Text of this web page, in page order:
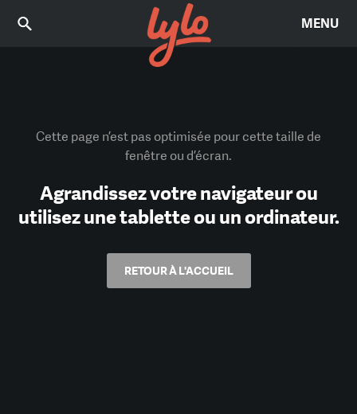
MENU
Cette page n’est pas optimisée pour cette taille de
fenêtre ou d’écran.
Agrandissez votre navigateur ou
utilisez une tablette ou un ordinateur.
RETOUR À L'ACCUEIL